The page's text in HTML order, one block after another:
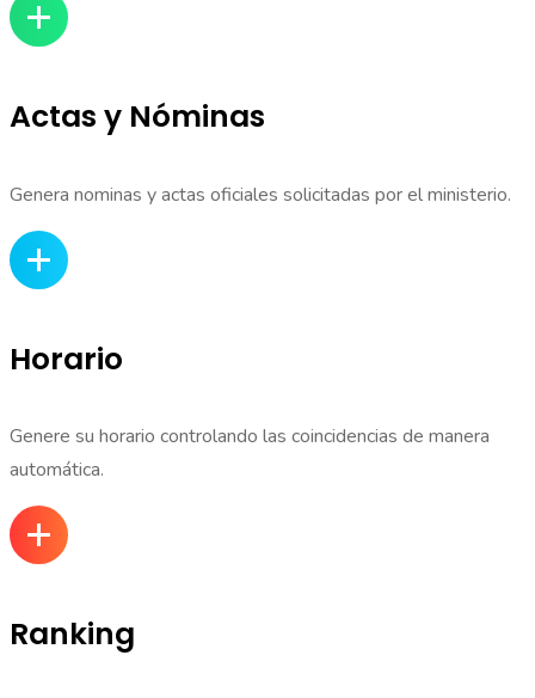
Actas y Nóminas
Genera nominas y actas oficiales solicitadas por el ministerio.
Horario
Genere su horario controlando las coincidencias de manera
automática.
Ranking